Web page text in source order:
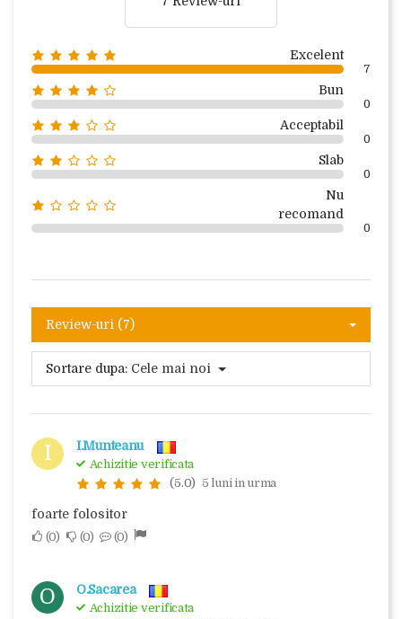
Excelent
7
Bun
0
Acceptabil
0
Slab
0
Nu
recomand
0
Review-uri (7)
Sortare dupa: Cele mai noi
I I.Munteanu
Achizitie verificata
(5.0) 5 luni in urma
foarte folositor
0 0 0
O O.Sacarea
Achizitie verificata